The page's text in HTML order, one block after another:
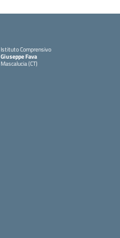
Istituto Comprensivo
Giuseppe Fava
Mascalucia (CT)